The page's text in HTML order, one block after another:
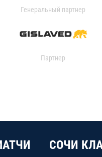
Генеральный партнер
Партнер
СОЧИ